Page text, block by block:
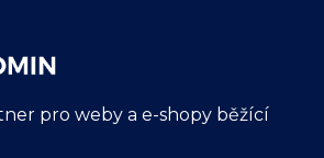
pro weby a e-shopy běžící